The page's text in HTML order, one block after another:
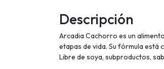
Descripción
Arcadia Cachorro es un
etapas de vida. Su fórmula
Libre de soya, subproductos,